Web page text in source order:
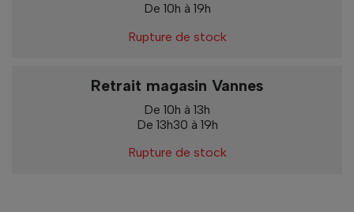
De 10h à 19h
Rupture de stock
Retrait magasin Vannes
De 10h à 13h
De 13h30 à 19h
Rupture de stock